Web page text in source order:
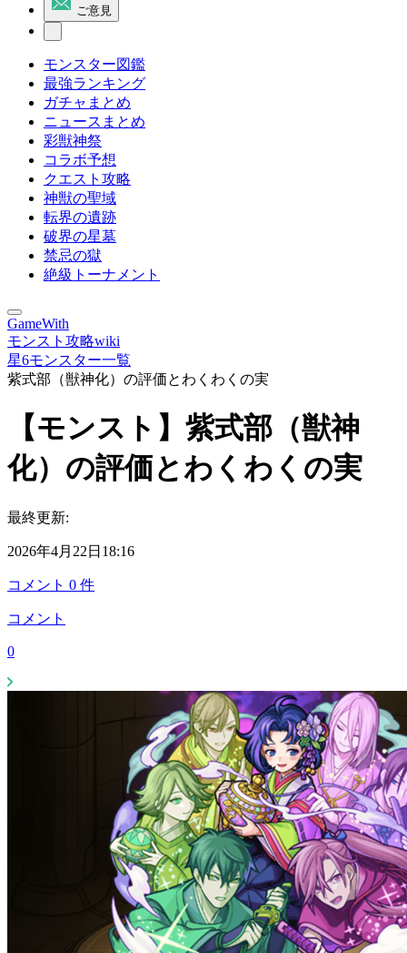
ご意見
モンスター図鑑
最強ランキング
ガチャまとめ
ニュースまとめ
彩獣神祭
コラボ予想
クエスト攻略
神獣の聖域
転界の遺跡
破界の星墓
禁忌の獄
絶級トーナメント
GameWith
モンスト攻略wiki
星6モンスター一覧
紫式部（獣神化）の評価とわくわくの実
【モンスト】紫式部（獣神
化）の評価とわくわくの実
最終更新:
2026年4月22日18:16
コメント 0 件
コメント
0